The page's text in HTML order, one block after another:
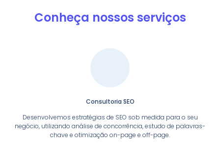
Conheça nossos serviços
Consultoria SEO
Desenvolvemos estratégias de SEO sob medida para o seu
negócio, utilizando análise de concorrência, estudo de palavras-
chave e otimização on-page e off-page.